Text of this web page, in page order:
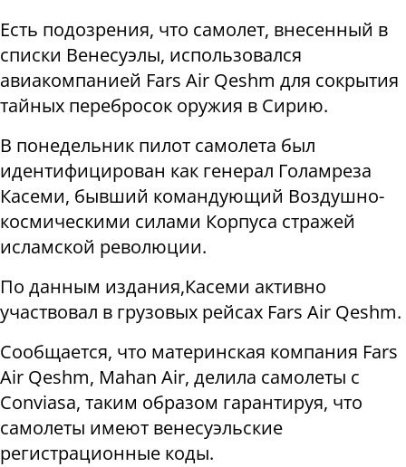
Есть подозрения, что самолет, внесенный в
списки Венесуэлы, использовался
авиакомпанией Fars Air Qeshm для сокрытия
тайных перебросок оружия в Сирию.
В понедельник пилот самолета был
идентифицирован как генерал Голамреза
Касеми, бывший командующий Воздушно-
космическими силами Корпуса стражей
исламской революции.
По данным издания,Касеми активно
участвовал в грузовых рейсах Fars Air Qeshm.
Сообщается, что материнская компания Fars
Air Qeshm, Mahan Air, делила самолеты с
Conviasa, таким образом гарантируя, что
самолеты имеют венесуэльские
регистрационные коды.